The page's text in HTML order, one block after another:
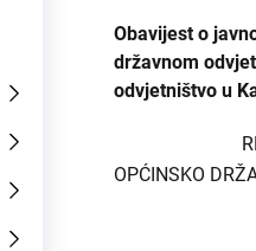
Obavijest o
državnom
odvjetništvo u
OPĆINSKO